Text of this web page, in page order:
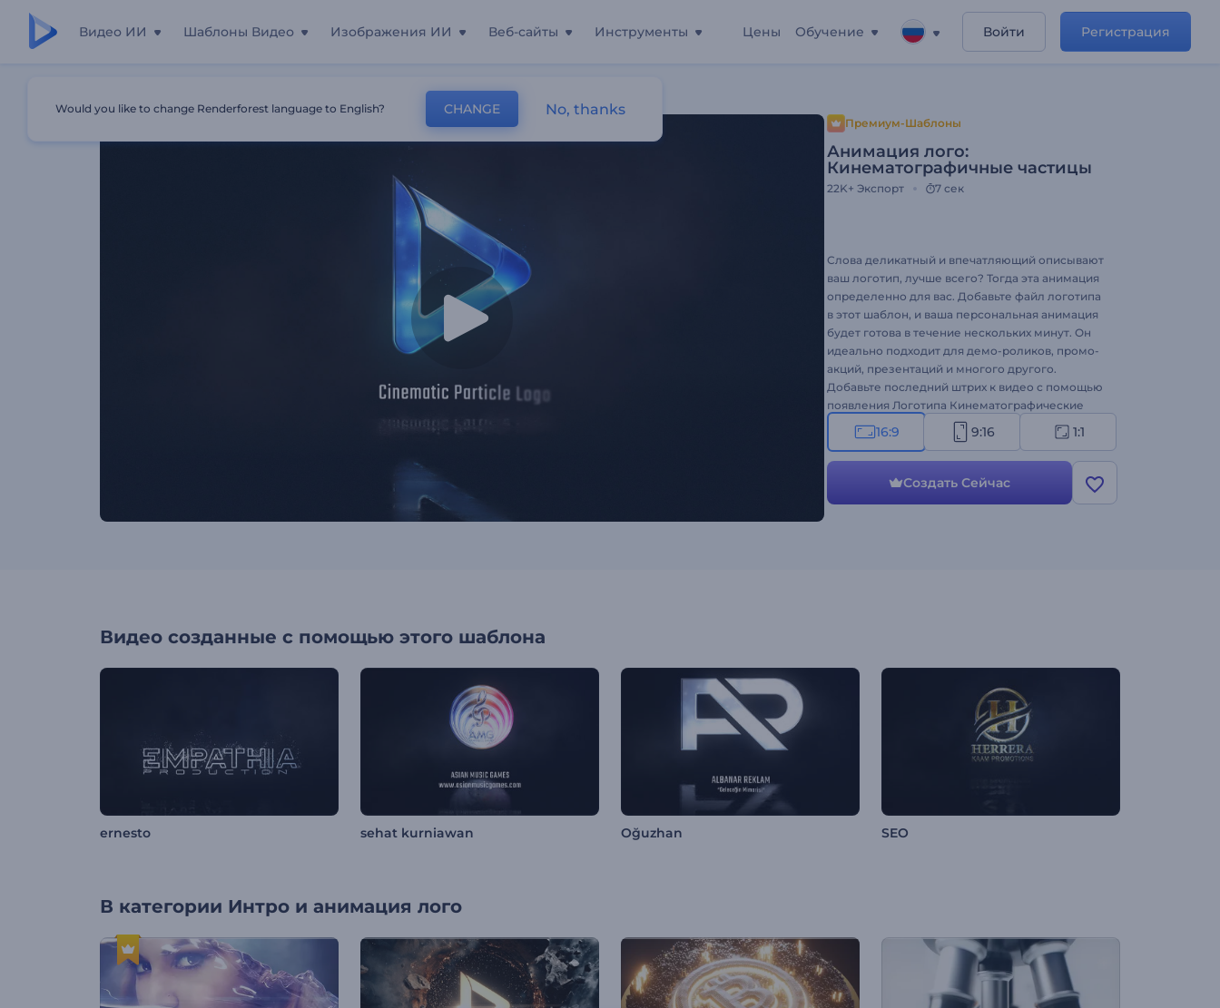
Видео ИИ Шаблоны Видео Изображения ИИ Веб-сайты Инструменты Цены Обучение Войти Регистрация
Анимация Лого: Кинематографичные Частицы
Премиум-Шаблоны
Анимация лого:
Кинематографичные частицы
22K+ Экспорт 7 сек
Слова деликатный и впечатляющий описывают
ваш логотип, лучше всего? Тогда эта анимация
определенно для вас. Добавьте файл логотипа
в этот шаблон, и ваша персональная анимация
будет готова в течение нескольких минут. Он
идеально подходит для демо-роликов, промо-
акций, презентаций и многого другого.
Добавьте последний штрих к видео с помощью
появления Логотипа Кинематографические
Частицы. Попробуйте сейчас!
16:9 9:16 1:1
Создать Сейчас
Видео созданные с помощью этого шаблона
ernesto sehat kurniawan Oğuzhan SEO
В категории Интро и анимация лого
Would you like to change Renderforest language to English? CHANGE No, thanks